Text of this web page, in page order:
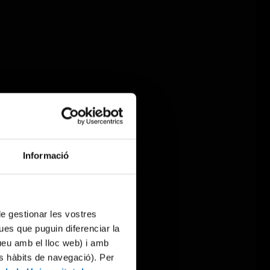
Informació
gestionar les vostres
que puguin diferenciar la
amb el lloc web) i amb
hàbits de navegació). Per